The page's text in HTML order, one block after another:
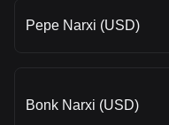
Pepe Narxi (USD)
Bonk Narxi (USD)